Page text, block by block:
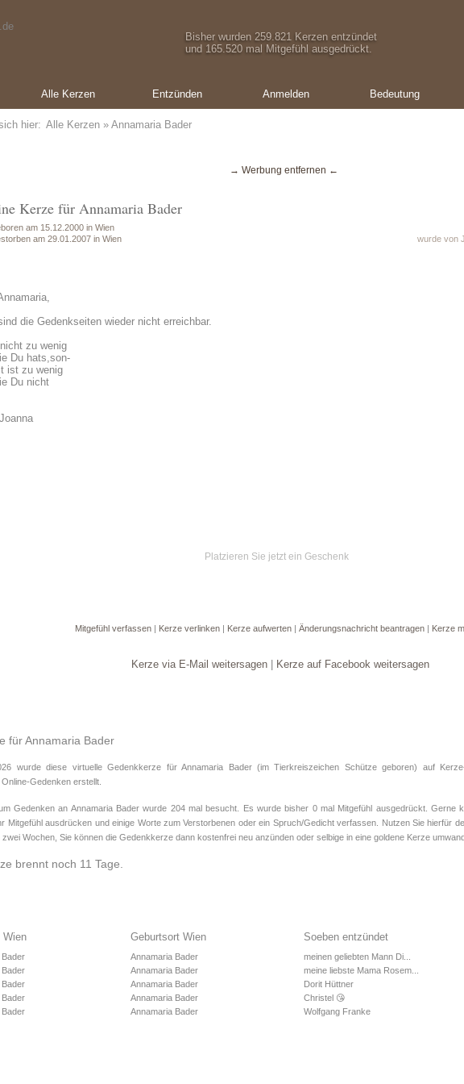
Bisher wurden 259.821 Kerzen entzündet
und 165.520 mal Mitgefühl ausgedrückt.
Alle Kerzen Entzünden Anmelden Bedeutung
hier: Alle Kerzen » Annamaria Bader
→ Werbung entfernen ←
Kerze für Annamaria Bader
am 15.12.2000 in Wien
am 29.01.2007 in Wien
wurde von
die Gedenkseiten wieder nicht erreichbar.
zu wenig
Du hats,son-
ist zu wenig
Du nicht
Platzieren Sie jetzt ein Geschenk
Mitgefühl verfassen | Kerze verlinken | Kerze aufwerten | Änderungsnachricht beantragen | Kerze
Kerze via E-Mail weitersagen Kerze auf Facebook weitersagen
für Annamaria Bader
wurde diese virtuelle Gedenkkerze für Annamaria Bader (im Tierkreiszeichen Schützegeboren) auf
Gedenken erstellt.
Gedenken an Annamaria Bader wurde 204 mal besucht. Es wurde bisher 0 mal Mitgefühl ausgedrückt. Gerne
Mitgefühl ausdrücken und einige Worte zum Verstorbenen oder ein Spruch/Gedicht verfassen. Nutzen Sie hierfür
Wochen, Sie können die Gedenkkerze dann kostenfrei neu anzünden oder selbige in eine goldene Kerze
brennt noch 11 Tage.
Wien
Bader
Bader
Bader
Bader
Bader
Geburtsort Wien
Annamaria Bader
Annamaria Bader
Annamaria Bader
Annamaria Bader
Annamaria Bader
Soeben entzündet
meinen geliebten Mann Di...
meine liebste Mama Rosem...
Dorit Hüttner
Christel 😘
Wolfgang Franke